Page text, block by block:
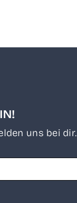
uns bei dir.